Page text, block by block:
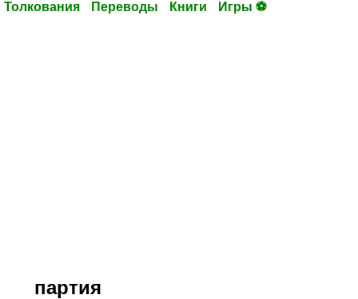
Толкования Переводы Книги Игры ⚽
партия